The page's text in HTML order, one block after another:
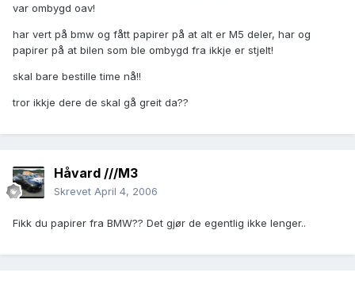
var ombygd oav!
har vert på bmw og fått papirer på at alt er M5 deler, har og
papirer på at bilen som ble ombygd fra ikkje er stjelt!
skal bare bestille time nå!!
tror ikkje dere de skal gå greit da??
Håvard ///M3
Skrevet April 4, 2006
Fikk du papirer fra BMW?? Det gjør de egentlig ikke lenger..